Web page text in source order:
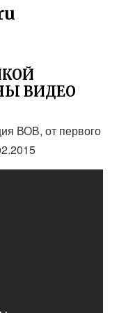
ВИДЕО
ВОВ, от первого